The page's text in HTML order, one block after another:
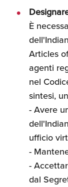
È
Articles
agenti
nel
sintesi,
- Avere
ufficio
-
-
dal